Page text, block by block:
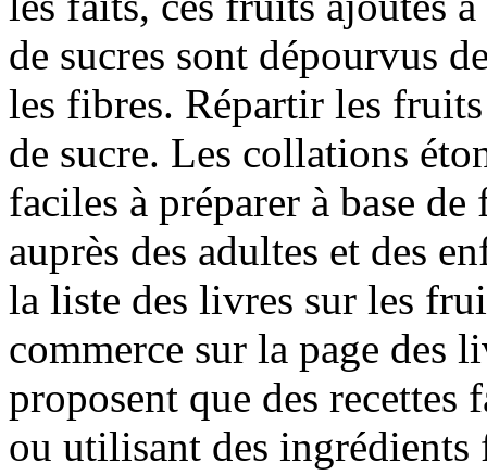
de sucres sont dépourvus
les fibres. Répartir les
de sucre. Les collations
faciles à préparer à base
auprès des adultes et des
la liste des livres sur les
commerce sur la page des
proposent que des recettes
ou utilisant des